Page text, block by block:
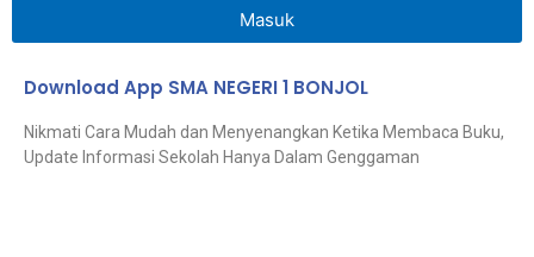
Masuk
Download App SMA NEGERI 1 BONJOL
Nikmati Cara Mudah dan Menyenangkan Ketika Membaca Buku,
Update Informasi Sekolah Hanya Dalam Genggaman